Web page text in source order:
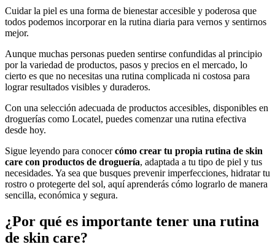
Cuidar la piel es una forma de bienestar accesible y poderosa que
todos podemos incorporar en la rutina diaria para vernos y sentirnos
mejor.
Aunque muchas personas pueden sentirse confundidas al principio
por la variedad de productos, pasos y precios en el mercado, lo
cierto es que no necesitas una rutina complicada ni costosa para
lograr resultados visibles y duraderos.
Con una selección adecuada de productos accesibles, disponibles en
droguerías como Locatel, puedes comenzar una rutina efectiva
desde hoy.
Sigue leyendo para conocercómo crear tu propia rutina de skin
care con productos de droguería, adaptada a tu tipo de piel y tus
necesidades. Ya sea que busques prevenir imperfecciones, hidratar tu
rostro o protegerte del sol, aquí aprenderás cómo lograrlo de manera
sencilla, económica y segura.
¿Por qué es importante tener una rutina
de skin care?